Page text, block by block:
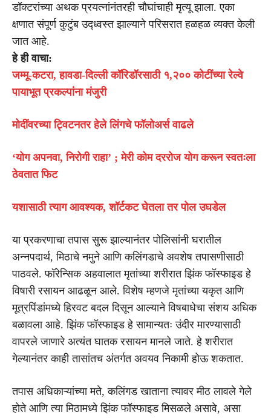
डॉक्टरांच्या अथक प्रयत्नांनंतरही चौघांचाही मृत्यू झाला. एका
क्षणात संपूर्ण कुटुंब उद्ध्वस्त झाल्याने परिसरात हळहळ व्यक्त केली
जात आहे.
हे ही वाचा:
जम्मू-कटरा, हावडा-दिल्ली कॉरिडॉरसाठी १,२०० कोटींच्या रेल्वे
पायाभूत प्रकल्पांना मंजुरी
मोदींवरच्या ट्विटनतर हेले लिंगचे फॉलोअर्स वाढले
‘योग अपनवा, निरोगी राहा’ ; मेरी कोम दररोज योग करून स्वतःला
ठेवतात फिट
यशासाठी त्याग आवश्यक, शॉर्टकट घेतला तर पोल उघडेल
या प्रकरणाचा तपास सुरू झाल्यानंतर पोलिसांनी घरातील
अन्नपदार्थ, मिठाचे नमुने आणि कलिंगडाचे अवशेष तपासणीसाठी
पाठवले. फॉरेन्सिक अहवालात मृतांच्या शरीरात झिंक फॉस्फाइड हे
विषारी रसायन आढळून आले. विशेष म्हणजे मृतांच्या यकृत आणि
मूत्रपिंडांमध्ये हिरवट बदल दिसून आल्याने विषबाधेचा संशय अधिक
बळावला आहे. झिंक फॉस्फाइड हे सामान्यतः उंदीर मारण्यासाठी
वापरले जाणारे अत्यंत घातक रसायन मानले जाते. हे शरीरात
गेल्यानंतर काही तासांतच अंतर्गत अवयव निकामी होऊ शकतात.
तपास अधिकाऱ्यांच्या मते, कलिंगड खाताना त्यावर मीठ लावले गेले
होते आणि त्या मिठामध्ये झिंक फॉस्फाइड मिसळले असावे, असा